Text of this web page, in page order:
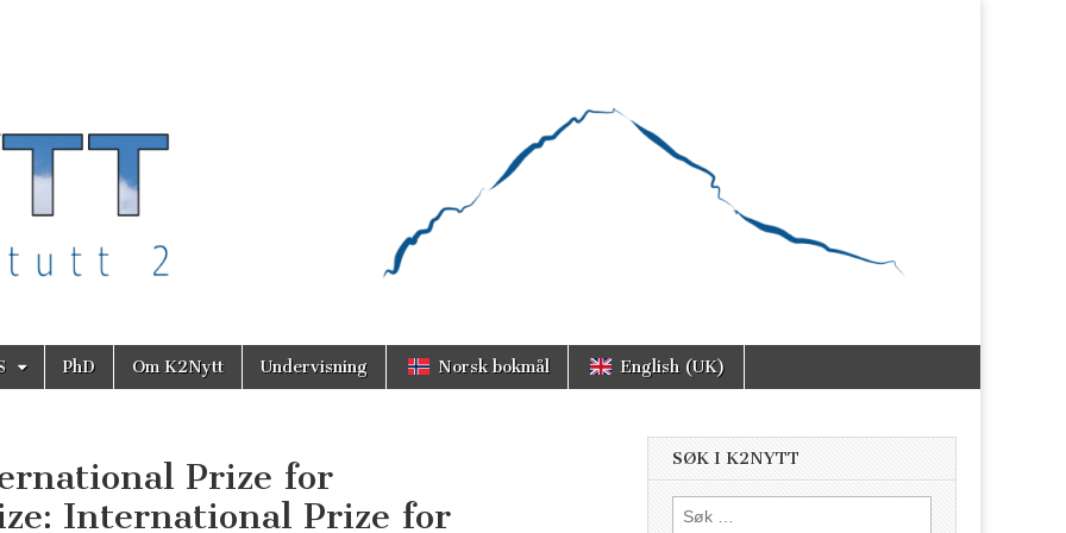
PhD Om K2Nytt Undervisning Norsk bokmål English (UK)
Prize for
International Prize for
SØK I K2NYTT
Søk